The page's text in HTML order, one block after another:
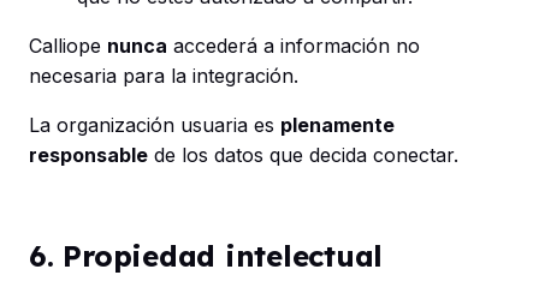
Calliope nunca accederá a información no
necesaria para la integración.
La organización usuaria es plenamente
responsable de los datos que decida conectar.
6. Propiedad intelectual